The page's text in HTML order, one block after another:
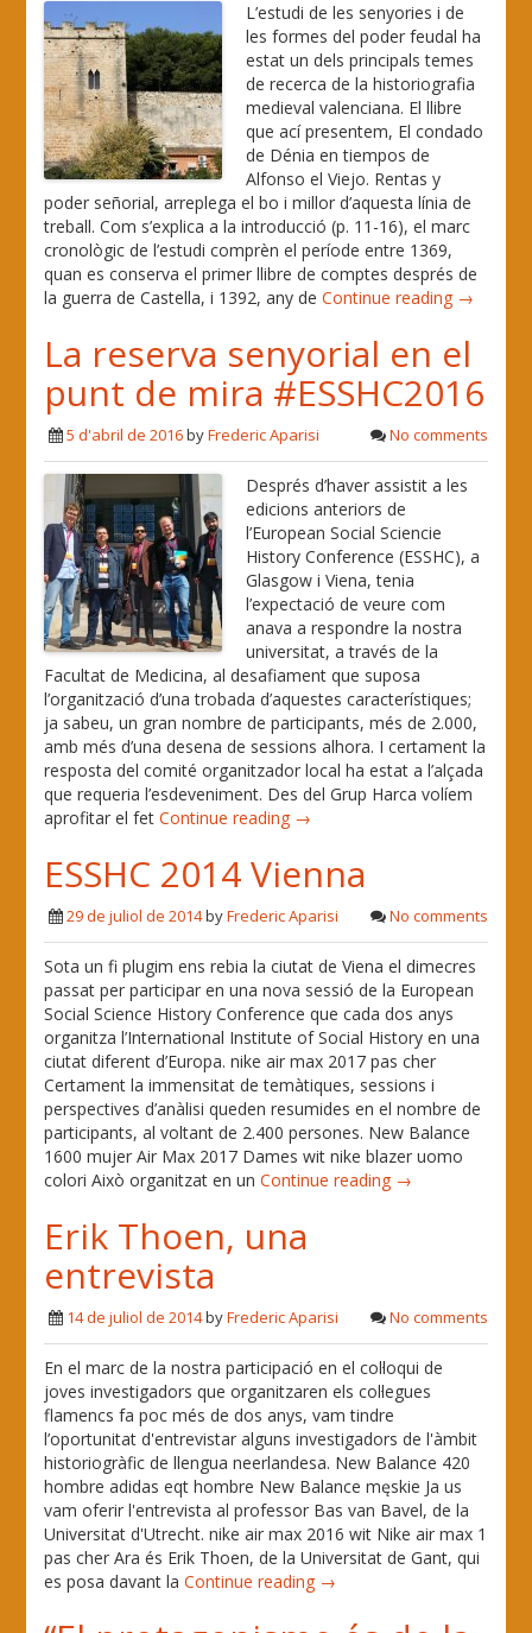
L’estudi de les senyories i de
les formes del poder feudal ha
estat un dels principals temes
de recerca de la historiografia
medieval valenciana. El llibre
que ací presentem, El condado
de Dénia en tiempos de
Alfonso el Viejo. Rentas y
poder señorial, arreplega el bo i millor d’aquesta línia de
treball. Com s’explica a la introducció (p. 11-16), el marc
cronològic de l’estudi comprèn el període entre 1369,
quan es conserva el primer llibre de comptes després de
la guerra de Castella, i 1392, any deContinue reading →
La reserva senyorial en el
punt de mira #ESSHC2016
5 d'abril de 2016byFrederic Aparisi No comments
Després d’haver assistit a les
edicions anteriors de
l’European Social Sciencie
History Conference (ESSHC), a
Glasgow i Viena, tenia
l’expectació de veure com
anava a respondre la nostra
universitat, a través de la
Facultat de Medicina, al desafiament que suposa
l’organització d’una trobada d’aquestes característiques;
ja sabeu, un gran nombre de participants, més de 2.000,
amb més d’una desena de sessions alhora. I certament la
resposta del comité organitzador local ha estat a l’alçada
que requeria l’esdeveniment. Des del Grup Harca volíem
aprofitar el fetContinue reading →
ESSHC 2014 Vienna
29 de juliol de 2014byFrederic Aparisi No comments
Sota un fi plugim ens rebia la ciutat de Viena el dimecres
passat per participar en una nova sessió de la European
Social Science History Conference que cada dos anys
organitza l’International Institute of Social History en una
ciutat diferent d’Europa. nike air max 2017 pas cher
Certament la immensitat de temàtiques, sessions i
perspectives d’anàlisi queden resumides en el nombre de
participants, al voltant de 2.400 persones. New Balance
1600 mujer Air Max 2017 Dames wit nike blazer uomo
colori Això organitzat en unContinue reading →
Erik Thoen, una
entrevista
14 de juliol de 2014byFrederic Aparisi No comments
En el marc de la nostra participació en el col·loqui de
joves investigadors que organitzaren els col·legues
flamencs fa poc més de dos anys, vam tindre
l’oportunitat d'entrevistar alguns investigadors de l'àmbit
historiogràfic de llengua neerlandesa. New Balance 420
hombre adidas eqt hombre New Balance męskie Ja us
vam oferir l'entrevista al professor Bas van Bavel, de la
Universitat d'Utrecht. nike air max 2016 wit Nike air max 1
pas cher Ara és Erik Thoen, de la Universitat de Gant, qui
es posa davant laContinue reading →